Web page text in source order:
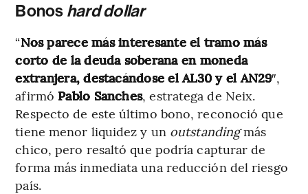
Bonos hard dollar
“Nos parece más interesante el tramo más
corto de la deuda soberana en moneda
extranjera, destacándose el AL30 y el AN29″,
afirmó Pablo Sanches, estratega de Neix.
Respecto de este último bono, reconoció que
tiene menor liquidez y un outstandingmás
chico, pero resaltó que podría capturar de
forma más inmediata una reducción del riesgo
país.